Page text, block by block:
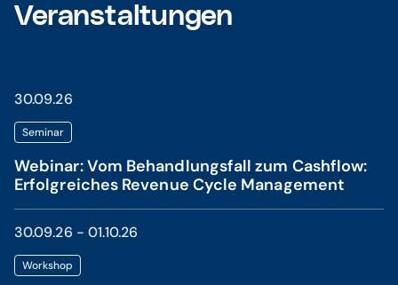
Veranstaltungen
30.09.26
Seminar
Webinar: Vom Behandlungsfall zum Cashflow:
Erfolgreiches Revenue Cycle Management
30.09.26 - 01.10.26
Workshop